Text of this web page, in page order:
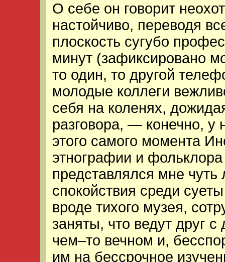
О себе он говорит
настойчиво, переводя
плоскость сугубо
минут (зафиксировано
то один, то другой
молодые коллеги
себя на коленях,
разговора, — конечно,
этого самого момента
этнографии и
представлялся мне
спокойствия среди
вроде тихого музея,
заняты, что ведут друг
чем–то вечном и,
им на бессрочное